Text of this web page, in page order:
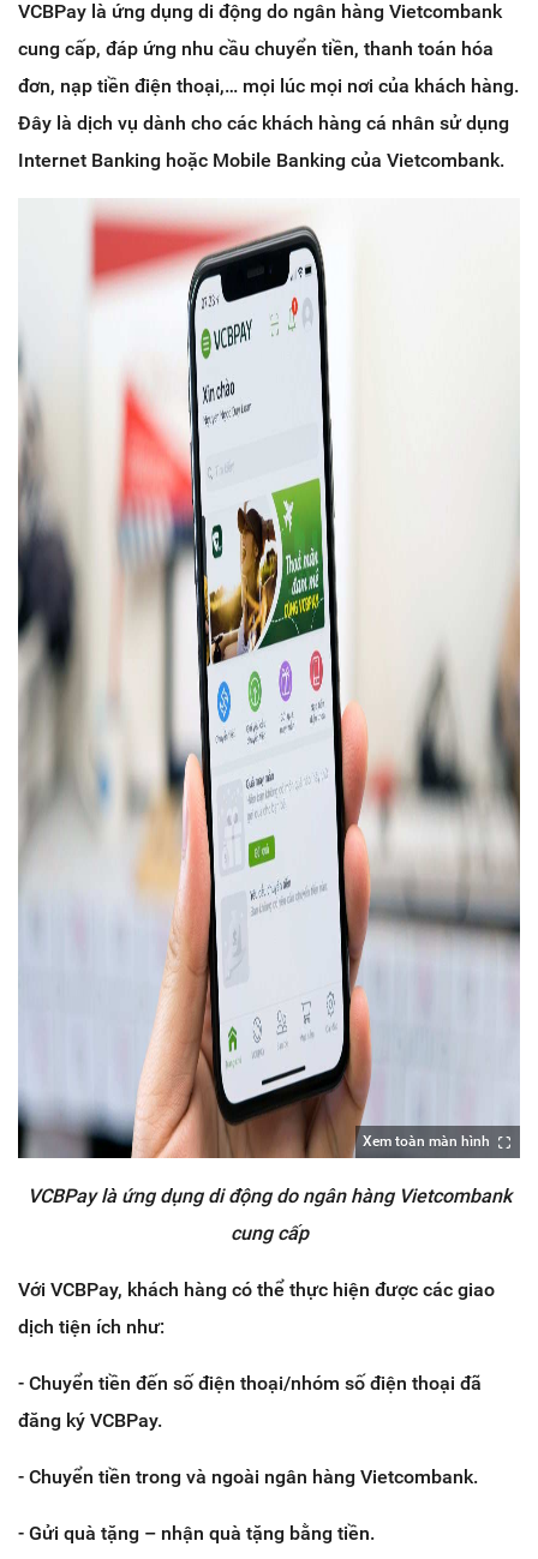
VCBPay là ứng dụng di động do ngân hàng Vietcombank
cung cấp, đáp ứng nhu cầu chuyển tiền, thanh toán hóa
đơn, nạp tiền điện thoại,… mọi lúc mọi nơi của khách hàng.
Đây là dịch vụ dành cho các khách hàng cá nhân sử dụng
Internet Banking hoặc Mobile Banking của Vietcombank.
Xem toàn màn hình
VCBPay là ứng dụng di động do ngân hàng Vietcombank
cung cấp
Với VCBPay, khách hàng có thể thực hiện được các giao
dịch tiện ích như:
- Chuyển tiền đến số điện thoại/nhóm số điện thoại đã
đăng ký VCBPay.
- Chuyển tiền trong và ngoài ngân hàng Vietcombank.
- Gửi quà tặng – nhận quà tặng bằng tiền.